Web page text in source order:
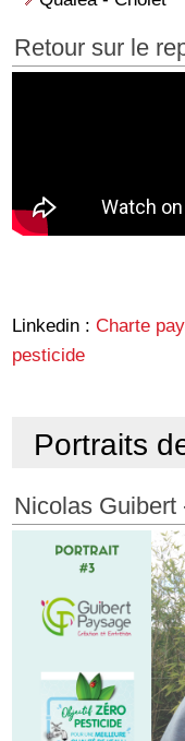
Retour sur le
Linkedin :Charte
pesticide
Portraits
Nicolas Guibert